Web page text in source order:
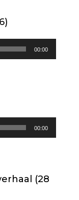
00:00
00:00
(28